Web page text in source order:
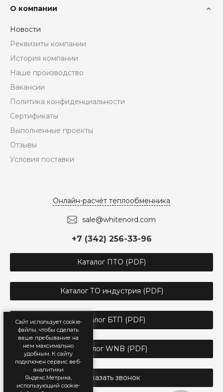
Сайт использует cookie-
файлы, чтобы сделать
ваше пребывание на
нем максимально
удобным. К cайту
подключен сервис веб-
аналитики
Яндекс.Метрика,
использующий cookie-
О компании
Новости
Реквизиты компании
История компании
Наше производство
Вакансии
Политика конфиденциальности
Сертификаты
Выполненные проекты
Отзывы
Условия поставки
Онлайн-расчёт теплообменника
sale@whitenord.com
+7 (342) 256-33-96
Каталог ПТО (PDF)
Каталог ТО индустрия (PDF)
Каталог БТП (PDF)
Каталог WNB (PDF)
Заказать звонок